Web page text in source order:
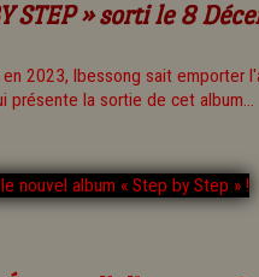
STEP »sorti le 8
2023, Ibessong sait emporter
présente la sortie de cet album...